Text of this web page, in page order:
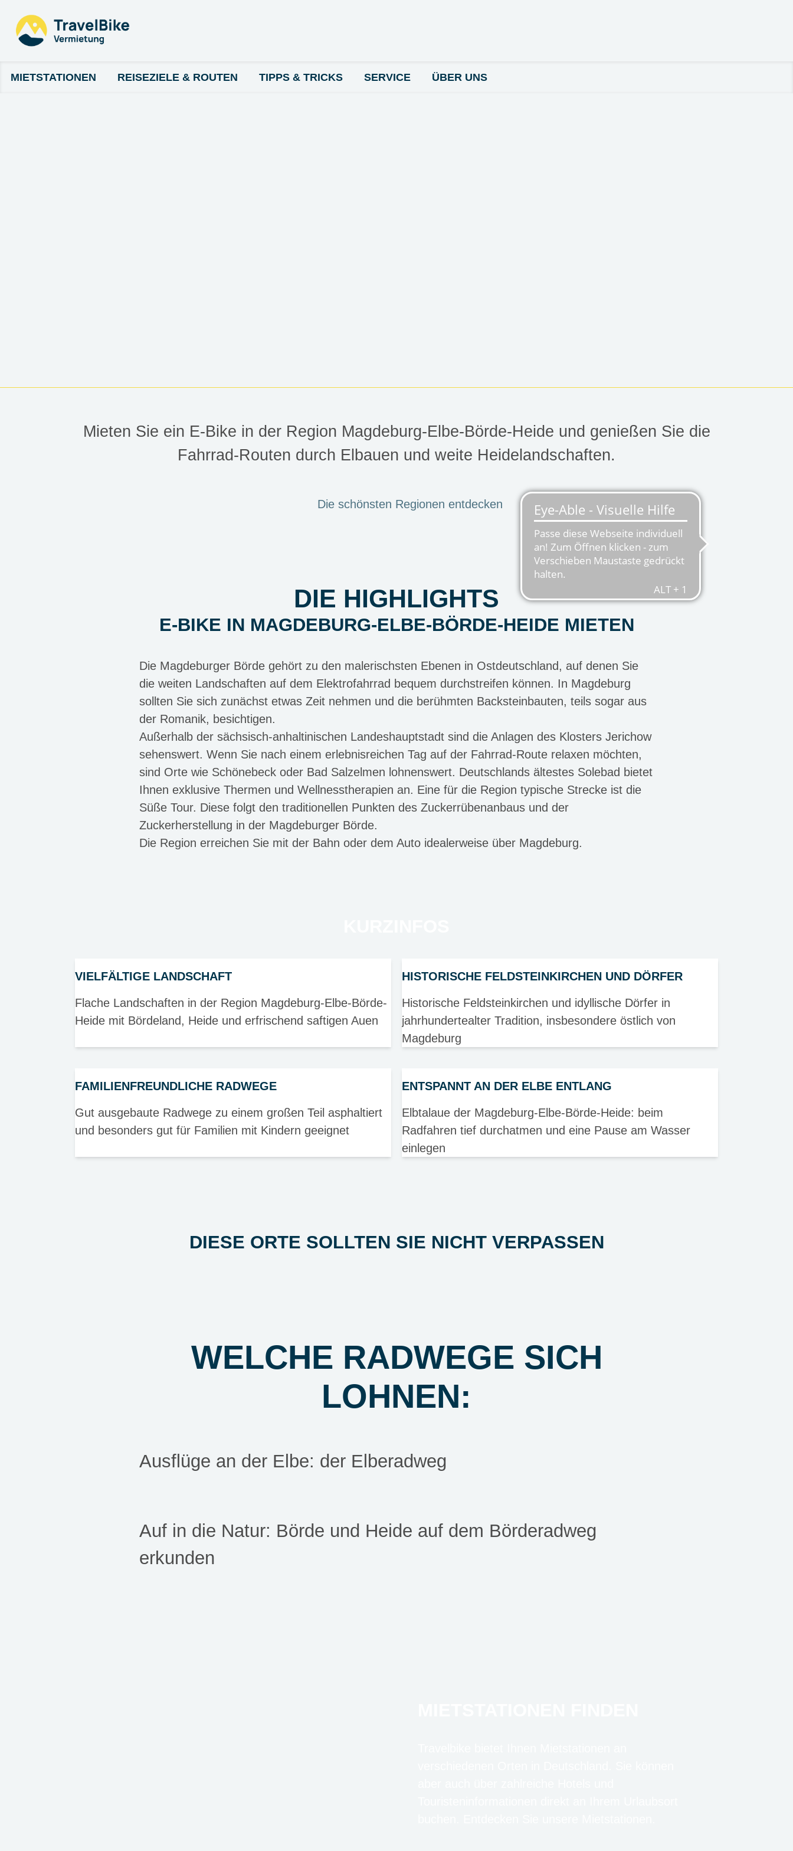
MIETSTATIONEN REISEZIELE & ROUTEN TIPPS & TRICKS SERVICE ÜBER UNS
MAGDEBURG-ELBE-BÖRDE-HEIDE
Mieten Sie ein E-Bike in der Region Magdeburg-Elbe-Börde-Heide und genießen Sie die
Fahrrad-Routen durch Elbauen und weite Heidelandschaften.
Die schönsten Regionen entdecken
DIE HIGHLIGHTS
E-BIKE IN MAGDEBURG-ELBE-BÖRDE-HEIDE MIETEN
Die Magdeburger Börde gehört zu den malerischsten Ebenen in Ostdeutschland, auf denen Sie
die weiten Landschaften auf dem Elektrofahrrad bequem durchstreifen können. In Magdeburg
sollten Sie sich zunächst etwas Zeit nehmen und die berühmten Backsteinbauten, teils sogar aus
der Romanik, besichtigen.
Außerhalb der sächsisch-anhaltinischen Landeshauptstadt sind die Anlagen des Klosters Jerichow
sehenswert. Wenn Sie nach einem erlebnisreichen Tag auf der Fahrrad-Route relaxen möchten,
sind Orte wie Schönebeck oder Bad Salzelmen lohnenswert. Deutschlands ältestes Solebad bietet
Ihnen exklusive Thermen und Wellnesstherapien an. Eine für die Region typische Strecke ist die
Süße Tour. Diese folgt den traditionellen Punkten des Zuckerrübenanbaus und der
Zuckerherstellung in der Magdeburger Börde.
Die Region erreichen Sie mit der Bahn oder dem Auto idealerweise über Magdeburg.
VIELFÄLTIGE LANDSCHAFT
Flache Landschaften in der Region Magdeburg-Elbe-Börde-
Heide mit Bördeland, Heide und erfrischend saftigen Auen
HISTORISCHE FELDSTEINKIRCHEN UND DÖRFER
Historische Feldsteinkirchen und idyllische Dörfer in
jahrhundertealter Tradition, insbesondere östlich von
Magdeburg
FAMILIENFREUNDLICHE RADWEGE
Gut ausgebaute Radwege zu einem großen Teil asphaltiert
und besonders gut für Familien mit Kindern geeignet
ENTSPANNT AN DER ELBE ENTLANG
Elbtalaue der Magdeburg-Elbe-Börde-Heide: beim
Radfahren tief durchatmen und eine Pause am Wasser
einlegen
DIESE ORTE SOLLTEN SIE NICHT VERPASSEN
WELCHE RADWEGE SICH
LOHNEN:
Ausflüge an der Elbe: der Elberadweg
Auf in die Natur: Börde und Heide auf dem Börderadweg
erkunden